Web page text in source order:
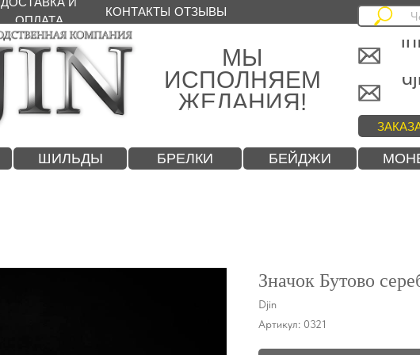
МЫ
ИСПОЛНЯЕМ
ЖЕЛАНИЯ!
ОПЛАТА
КОНТАКТЫ ОТЗЫВЫ
ШИЛЬДЫ БРЕЛКИ БЕЙДЖИ
Значок Бутово
Djin
Артикул: 0321